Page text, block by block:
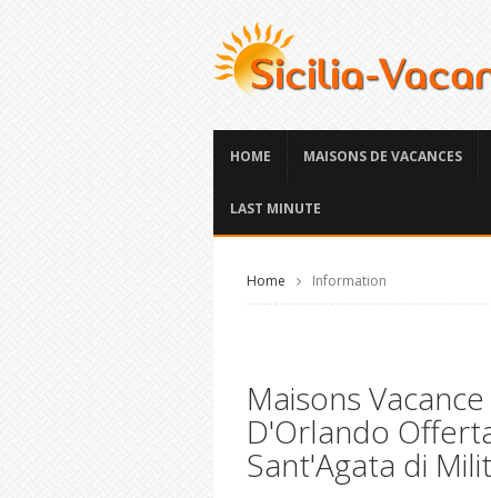
HOME MAISONS DE VACANCES
LAST MINUTE
Home Information
Maisons
D'Orlando
Sant'Agata di